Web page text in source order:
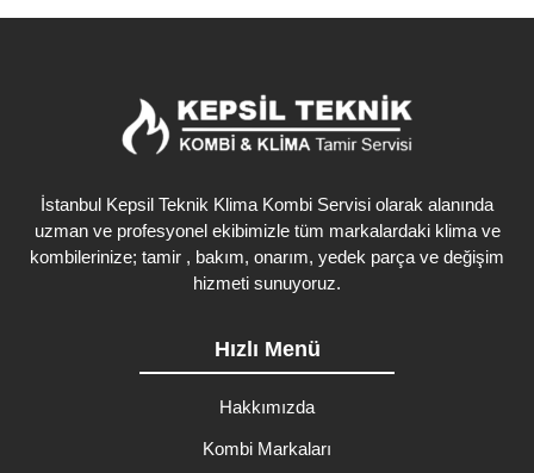
İstanbul Kepsil Teknik Klima Kombi Servisi olarak alanında
uzman ve profesyonel ekibimizle tüm markalardaki klima ve
kombilerinize; tamir , bakım, onarım, yedek parça ve değişim
hizmeti sunuyoruz.
Hızlı Menü
Hakkımızda
Kombi Markaları